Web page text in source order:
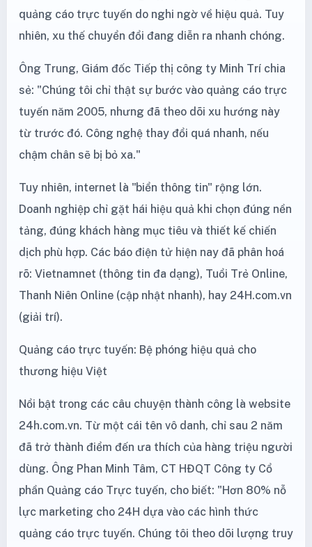
quảng cáo trực tuyến do nghi ngờ về hiệu quả. Tuy
nhiên, xu thế chuyển đổi đang diễn ra nhanh chóng.
Ông Trung, Giám đốc Tiếp thị công ty Minh Trí chia
sẻ: "Chúng tôi chỉ thật sự bước vào quảng cáo trực
tuyến năm 2005, nhưng đã theo dõi xu hướng này
từ trước đó. Công nghệ thay đổi quá nhanh, nếu
chậm chân sẽ bị bỏ xa."
Tuy nhiên, internet là "biển thông tin" rộng lớn.
Doanh nghiệp chỉ gặt hái hiệu quả khi chọn đúng nền
tảng, đúng khách hàng mục tiêu và thiết kế chiến
dịch phù hợp. Các báo điện tử hiện nay đã phân hoá
rõ: Vietnamnet (thông tin đa dạng), Tuổi Trẻ Online,
Thanh Niên Online (cập nhật nhanh), hay 24H.com.vn
(giải trí).
Quảng cáo trực tuyến: Bệ phóng hiệu quả cho
thương hiệu Việt
Nổi bật trong các câu chuyện thành công là website
24h.com.vn. Từ một cái tên vô danh, chỉ sau 2 năm
đã trở thành điểm đến ưa thích của hàng triệu người
dùng. Ông Phan Minh Tâm, CT HĐQT Công ty Cổ
phần Quảng cáo Trực tuyến, cho biết: "Hơn 80% nỗ
lực marketing cho 24H dựa vào các hình thức
quảng cáo trực tuyến. Chúng tôi theo dõi lượng truy